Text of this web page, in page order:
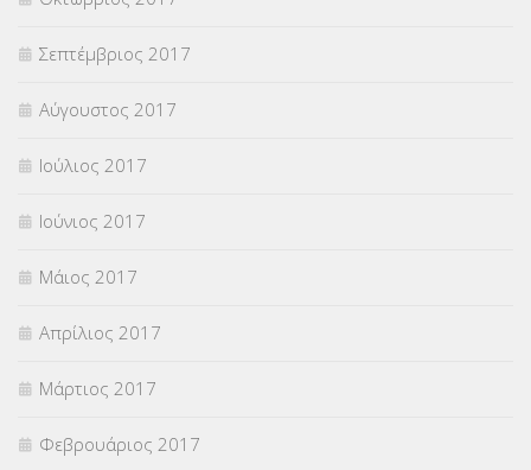
Σεπτέμβριος 2017
Αύγουστος 2017
Ιούλιος 2017
Ιούνιος 2017
Μάιος 2017
Απρίλιος 2017
Μάρτιος 2017
Φεβρουάριος 2017